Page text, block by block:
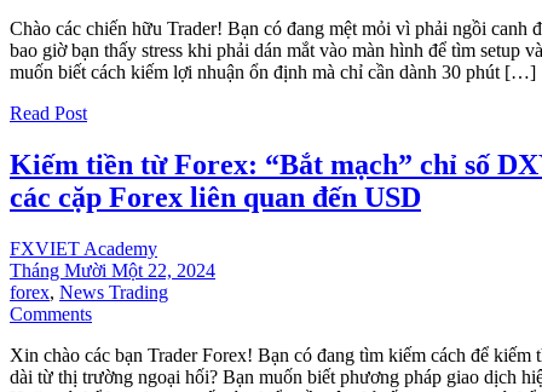
Chào các chiến hữu Trader! Bạn có đang mệt mỏi vì phải ngồi canh
bao giờ bạn thấy stress khi phải dán mắt vào màn hình để tìm setup
muốn biết cách kiếm lợi nhuận ổn định mà chỉ cần dành 30 phút […]
Read Post
Kiếm tiền từ Forex: “Bắt mạch” chỉ số
các cặp Forex liên quan đến USD
FXVIET Academy
Tháng Mười Một 22, 2024
forex, News Trading
Comments
Xin chào các bạn Trader Forex! Bạn có đang tìm kiếm cách để kiếm
dài từ thị trường ngoại hối? Bạn muốn biết phương pháp giao dịch